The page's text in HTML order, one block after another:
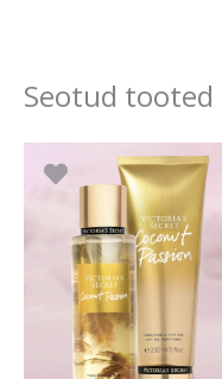
Seotud tooted
Algne
hind
oli:
52.90 €.